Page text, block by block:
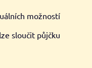
možností
sloučit půjčku